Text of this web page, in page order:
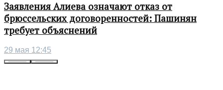
Заявления Алиева означают отказ от
брюссельских договоренностей: Пашинян
требует объяснений
29 мая 12:45